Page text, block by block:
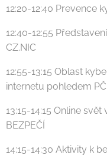
12:20-12:40 Prevence
12:40-12:55
CZ.NIC
12:55-13:15 Oblast
internetu pohledem
13:15-14:15 Online
BEZPEČÍ
14:15-14:30 Aktivity k